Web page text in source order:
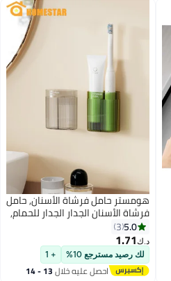
هومستر حامل فرشاة الأسنان, حامل
فرشاة الأسنان الجدار الجدار للحمام,
2 فتحات حامل فرشاة الأسنان
الكهربائية, منظم الحمام
5.0
3
د.ك‏1.71
لك رصيد مسترجع 10% + 1
احصل عليه خلال 13 - 14